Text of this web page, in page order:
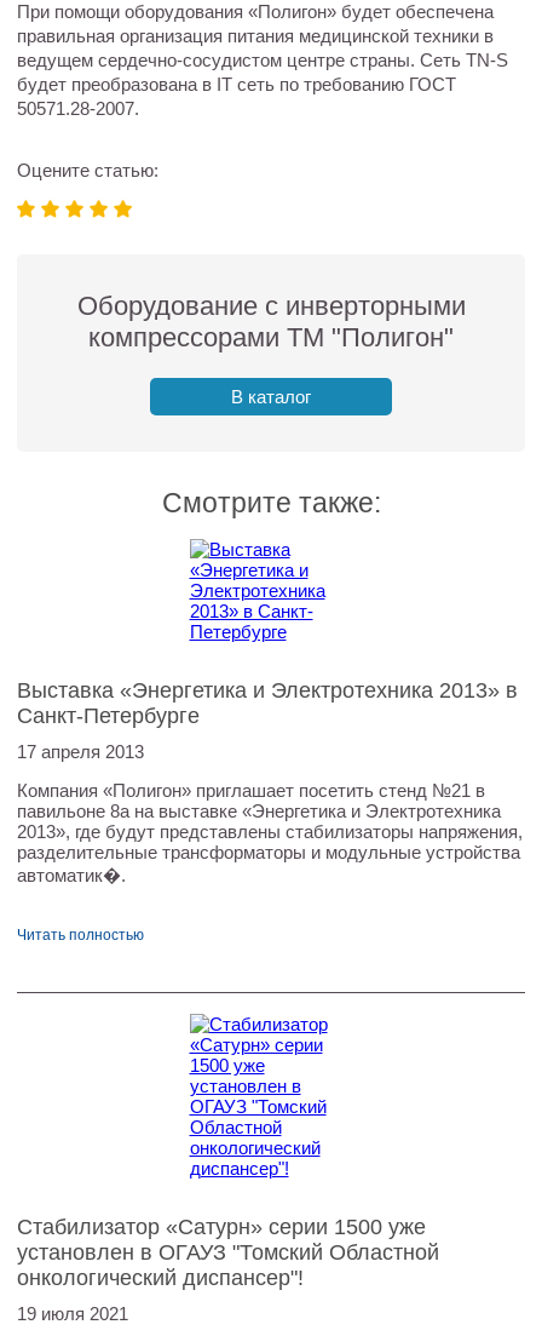
При помощи оборудования «Полигон» будет обеспечена
правильная организация питания медицинской техники в
ведущем сердечно-сосудистом центре страны. Сеть TN-S
будет преобразована в IT сеть по требованию ГОСТ
50571.28-2007.
Оцените статью:
Оборудование с инверторными
компрессорами ТМ "Полигон"
В каталог
Смотрите также:
Выставка «Энергетика и Электротехника 2013» в
Санкт-Петербурге
17 апреля 2013
Компания «Полигон» приглашает посетить стенд №21 в
павильоне 8а на выставке «Энергетика и Электротехника
2013», где будут представлены стабилизаторы напряжения,
разделительные трансформаторы и модульные устройства
автоматик�.
Читать полностью
Стабилизатор «Сатурн» серии 1500 уже
установлен в ОГАУЗ "Томский Областной
онкологический диспансер"!
19 июля 2021